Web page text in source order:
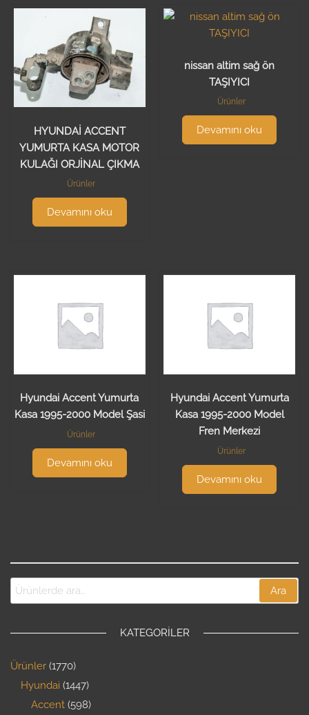
HYUNDAİ ACCENT
YUMURTA KASA MOTOR
KULAĞI ORJİNAL ÇIKMA
Ürünler
Devamını oku
nissan altim sağ ön
TAŞIYICI
Ürünler
Devamını oku
Hyundai Accent Yumurta
Kasa 1995-2000 Model Şasi
Ürünler
Devamını oku
Hyundai Accent Yumurta
Kasa 1995-2000 Model
Fren Merkezi
Ürünler
Devamını oku
Ara
KATEGORILER
Ürünler 1770
Hyundai 1447
Accent 598